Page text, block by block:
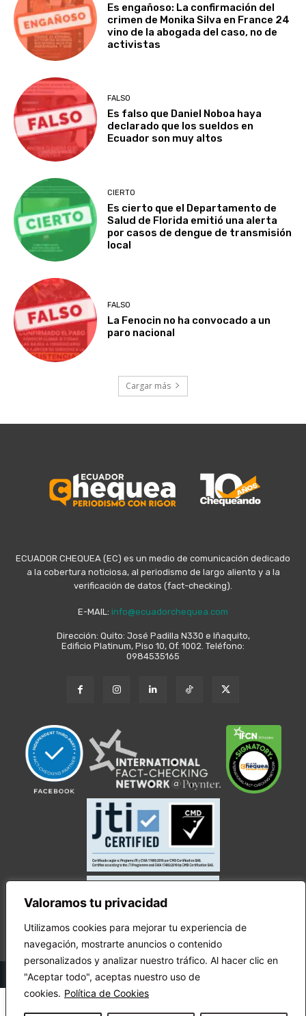
Valoramos tu privacidad
Utilizamos cookies para mejorar tu experiencia de
navegación, mostrarte anuncios o contenido
personalizados y analizar nuestro tráfico. Al hacer clic en
"Aceptar todo", aceptas nuestro uso de
cookies. Política de Cookies
Es engañoso: La confirmación del
crimen de Monika Silva en France 24
vino de la abogada del caso, no de
activistas
FALSO
Es falso que Daniel Noboa haya
declarado que los sueldos en
Ecuador son muy altos
CIERTO
Es cierto que el Departamento de
Salud de Florida emitió una alerta
por casos de dengue de transmisión
local
FALSO
La Fenocin no ha convocado a un
paro nacional
Cargar más
ECUADOR CHEQUEA (EC) es un medio de comunicación dedicado
a la cobertura noticiosa, al periodismo de largo aliento y a la
verificación de datos (fact-checking).
E-MAIL: info@ecuadorchequea.com
Dirección: Quito: José Padilla N330 e Iñaquito,
Edificio Platinum, Piso 10, Of. 1002. Teléfono:
0984535165
© Copyright Ecuador Chequea 2025.